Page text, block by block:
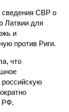
сведения СВР о
Латвии для
и
против Риги.
что
российскую
РФ.